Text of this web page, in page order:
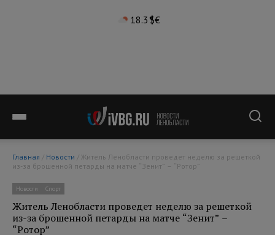
18.3°$€
Главная / Новости
из-за брошенной петарды на матче “Зенит” – “Ротор”
Новости Спорт
Житель Ленобласти проведет неделю за решеткой
из-за брошенной петарды на матче “Зенит” –
“Ротор”